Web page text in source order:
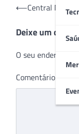
Navegação
Post
⟵Central
Deixe um
O seu endereço
Comentário